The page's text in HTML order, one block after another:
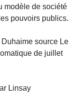
modèle de société
pouvoirs publics.
Duhaime source Le
de juillet
Linsay